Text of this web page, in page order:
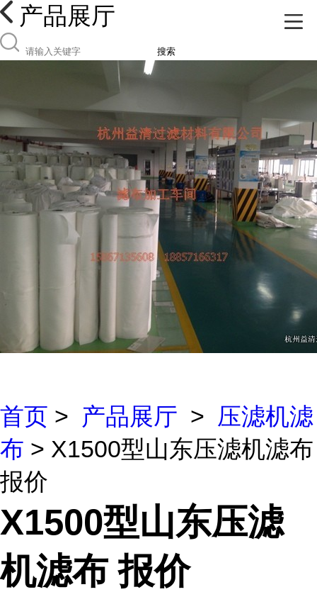
产品展厅
搜索
首页 > 产品展厅 > 压滤机滤
布 > X1500型山东压滤机滤布
报价
X1500型山东压滤
机滤布 报价